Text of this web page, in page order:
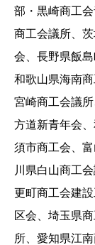
部・黒崎商工
商工会議所、
会、長野県飯
和歌山県海南
宮崎商工会議
方道新青年会
須市商工会、
川県白山商工
更町商工会建
区会、埼玉県
所、愛知県江